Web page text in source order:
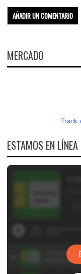
MERCADO
Track
ESTAMOS EN